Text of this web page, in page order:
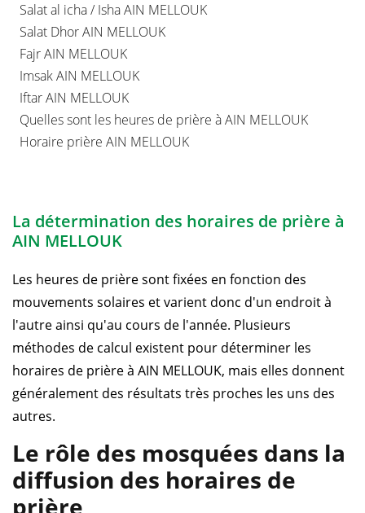
Salat al icha / Isha AIN MELLOUK
Salat Dhor AIN MELLOUK
Fajr AIN MELLOUK
Imsak AIN MELLOUK
Iftar AIN MELLOUK
Quelles sont les heures de prière à AIN MELLOUK
Horaire prière AIN MELLOUK
La détermination des horaires de prière à
AIN MELLOUK
Les heures de prière sont fixées en fonction des
mouvements solaires et varient donc d'un endroit à
l'autre ainsi qu'au cours de l'année. Plusieurs
méthodes de calcul existent pour déterminer les
horaires de prière à AIN MELLOUK, mais elles donnent
généralement des résultats très proches les uns des
autres.
Le rôle des mosquées dans la
diffusion des horaires de
prière